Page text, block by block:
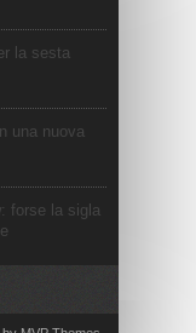
la sesta
una nuova
forse la sigla